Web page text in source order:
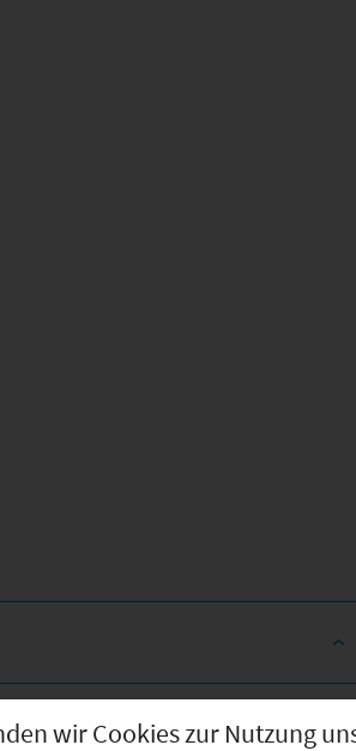
wir Cookies zur Nutzung